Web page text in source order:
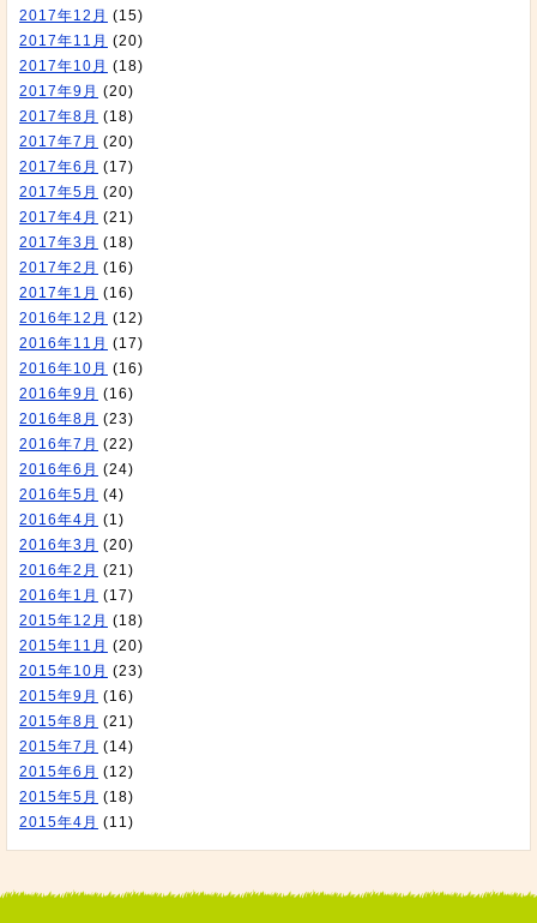
2017年12月 (15)
2017年11月 (20)
2017年10月 (18)
2017年9月 (20)
2017年8月 (18)
2017年7月 (20)
2017年6月 (17)
2017年5月 (20)
2017年4月 (21)
2017年3月 (18)
2017年2月 (16)
2017年1月 (16)
2016年12月 (12)
2016年11月 (17)
2016年10月 (16)
2016年9月 (16)
2016年8月 (23)
2016年7月 (22)
2016年6月 (24)
2016年5月 (4)
2016年4月 (1)
2016年3月 (20)
2016年2月 (21)
2016年1月 (17)
2015年12月 (18)
2015年11月 (20)
2015年10月 (23)
2015年9月 (16)
2015年8月 (21)
2015年7月 (14)
2015年6月 (12)
2015年5月 (18)
2015年4月 (11)